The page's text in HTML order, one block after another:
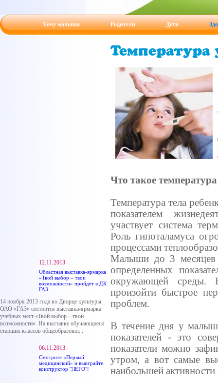
Хочу малыша Родители Дети
Температура
Что такое
Температура тела
показателем
участвует система
Роль гипоталамуса
процессами
Малыши до 3 месяцев
определенных
окружающей среды.
произойти быстрое
проблем.
В течение дня у
показателей - это
показатели можно
утром, а вот самые
наибольшей активности
12.11.2013
Областная выставка-ярмарка
«Твой выбор – твои
возможности» пройдёт в ДК
ГАЗ
14 ноября 2013 года во Дворце культуры
ОАО «ГАЗ» состоится выставка-ярмарка
учебных мест «Твой выбор – твои
возможности». На выставке обучающиеся
старших классов общеобразоват...
06.11.2013
Смотрите «Первый
медицинский» и выиграйте
конструктор "ЛЕГО"!